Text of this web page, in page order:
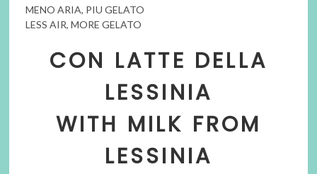
MENO ARIA, PIU GELATO
LESS AIR, MORE GELATO
CON LATTE DELLA
LESSINIA
WITH MILK FROM
LESSINIA